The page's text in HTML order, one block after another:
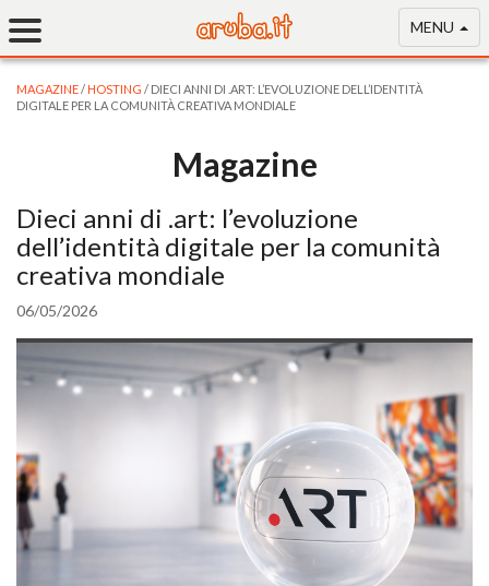
MENU
MAGAZINE/ HOSTING / DIECI ANNI DI .ART: L’EVOLUZIONE DELL’IDENTITÀ
DIGITALE PER LA COMUNITÀ CREATIVA MONDIALE
Magazine
Dieci anni di .art: l’evoluzione
dell’identità digitale per la comunità
creativa mondiale
06/05/2026